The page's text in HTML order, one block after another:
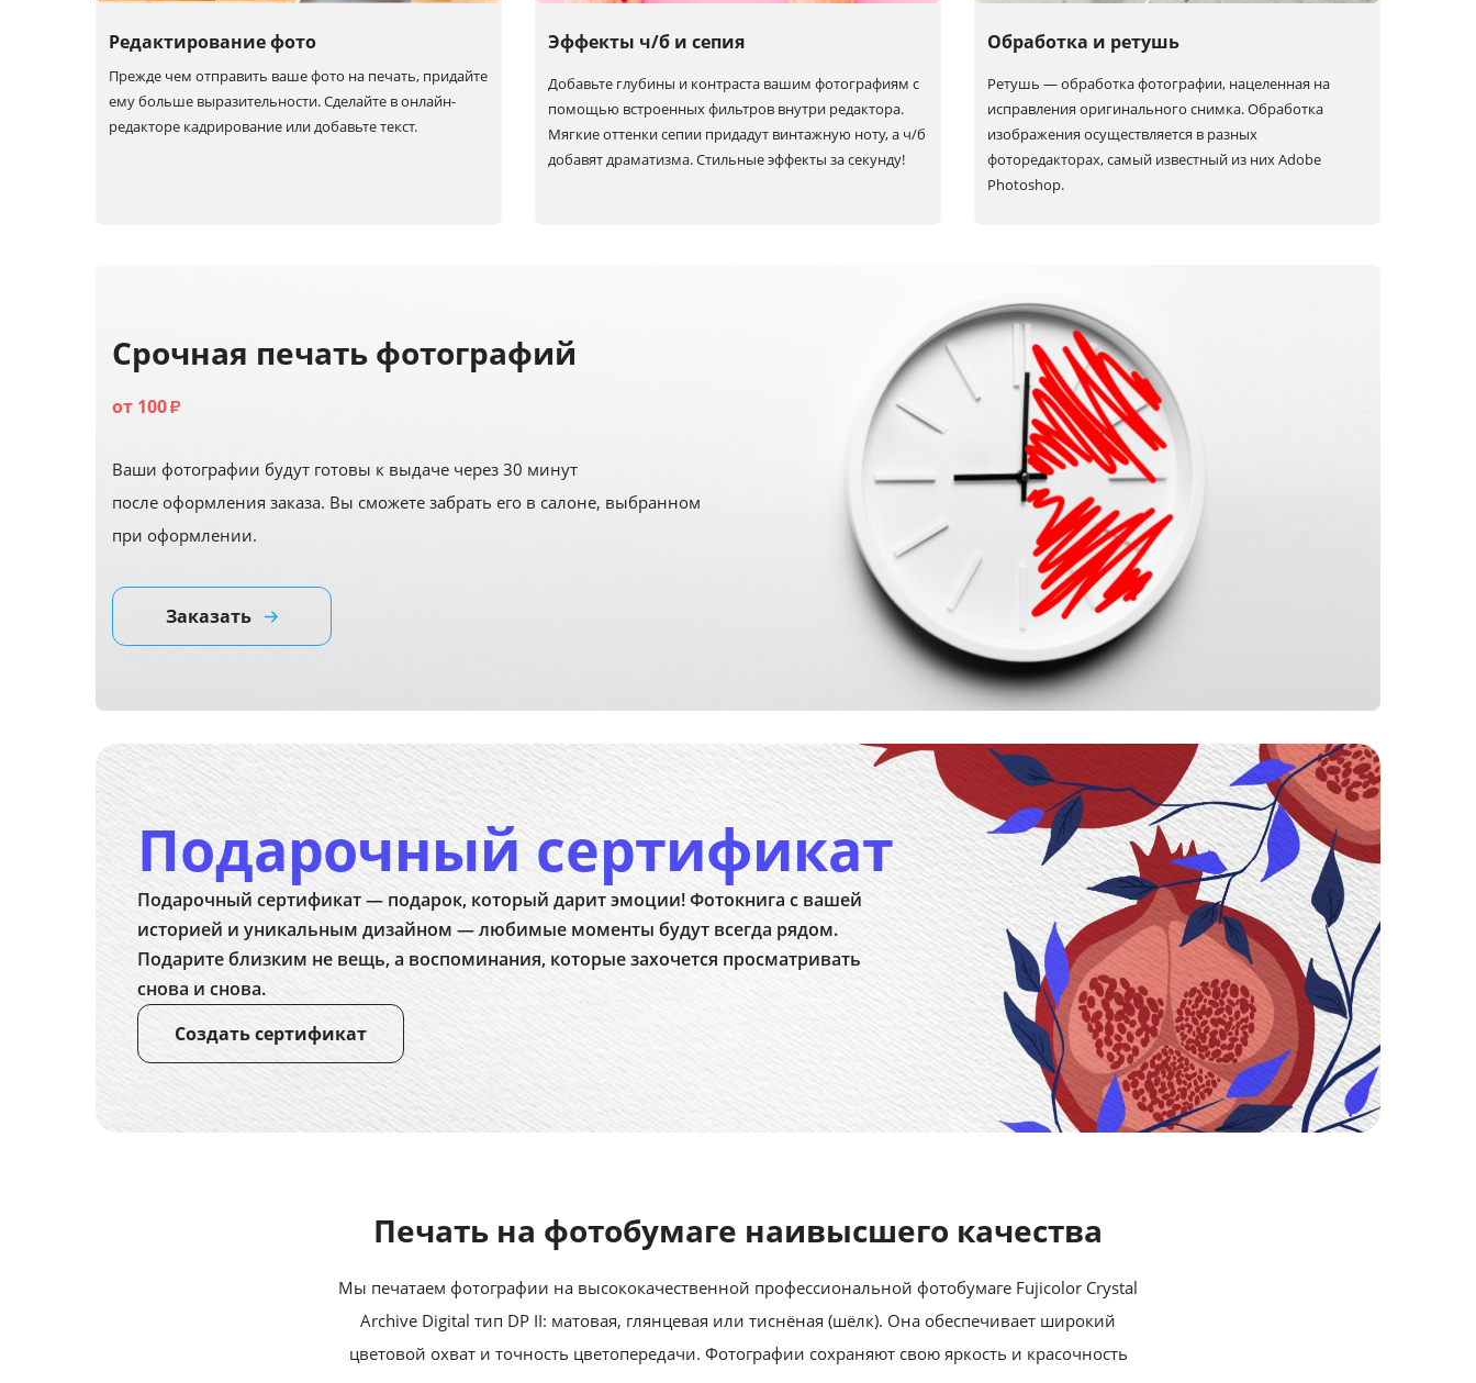
Редактирование фото
Прежде чем отправить ваше фото на печать, придайте
ему больше выразительности. Сделайте в онлайн-
редакторе кадрирование или добавьте текст.
Эффекты ч/б и сепия
Добавьте глубины и контраста вашим фотографиям с
помощью встроенных фильтров внутри редактора.
Мягкие оттенки сепии придадут винтажную ноту, а ч/б
добавят драматизма. Стильные эффекты за секунду!
Обработка и ретушь
Ретушь — обработка фотографии, нацеленная на
исправления оригинального снимка. Обработка
изображения осуществляется в разных
фоторедакторах, самый известный из них Adobe
Photoshop.
Срочная печать фотографий
от 100₽
Ваши фотографии будут готовы к выдаче через 30 минут
после оформления заказа. Вы сможете забрать его в салоне, выбранном
при оформлении.
Заказать
Подарочный сертификат
Подарочный сертификат — подарок, который дарит эмоции! Фотокнига с вашей
историей и уникальным дизайном — любимые моменты будут всегда рядом.
Подарите близким не вещь, а воспоминания, которые захочется просматривать
снова и снова.
Создать сертификат
Печать на фотобумаге наивысшего качества
Мы печатаем фотографии на высококачественной профессиональной фотобумаге Fujicolor Crystal
Archive Digital тип DP II: матовая, глянцевая или тиснёная (шёлк). Она обеспечивает широкий
цветовой охват и точность цветопередачи. Фотографии сохраняют свою яркость и красочность